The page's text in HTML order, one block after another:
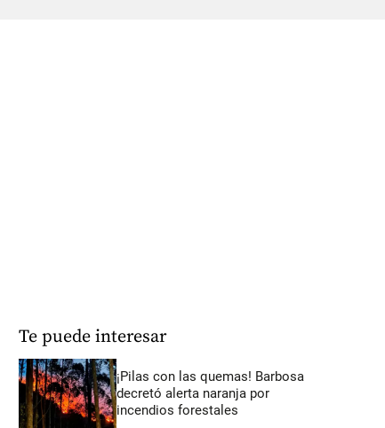
Te puede interesar
¡Pilas con las quemas! Barbosa
decretó alerta naranja por
incendios forestales